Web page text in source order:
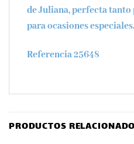
de Juliana, perfecta tanto
para ocasiones especiales.
Referencia 25648
PRODUCTOS